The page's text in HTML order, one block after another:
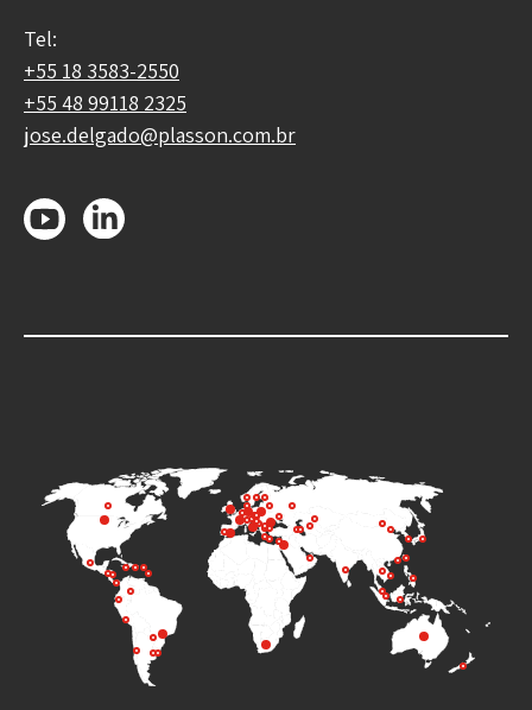
Tel:
+55 18 3583-2550
+55 48 99118 2325
jose.delgado@plasson.com.br